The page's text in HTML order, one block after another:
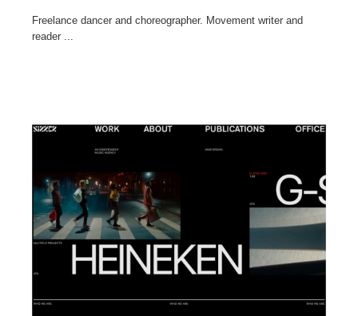
Freelance dancer and choreographer. Movement writer and
reader ...